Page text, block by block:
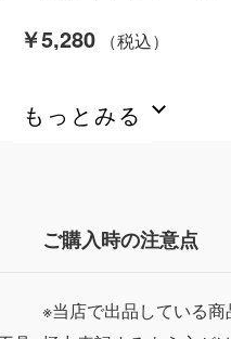
￥5,280
もっとみる
ご購入時の注意点
※当店で出品している商